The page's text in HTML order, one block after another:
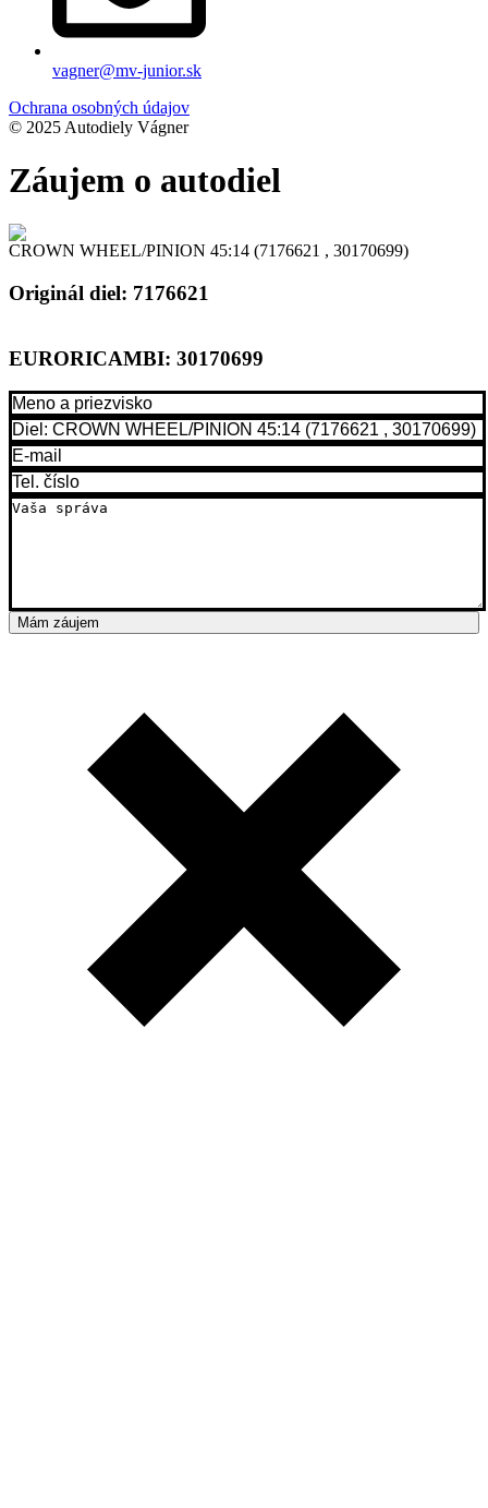
vagner@mv-junior.sk
Ochrana osobných údajov
© 2025 Autodiely Vágner
Záujem o autodiel
CROWN WHEEL/PINION 45:14 (7176621 , 30170699)
Originál diel: 7176621
EURORICAMBI: 30170699
Mám záujem